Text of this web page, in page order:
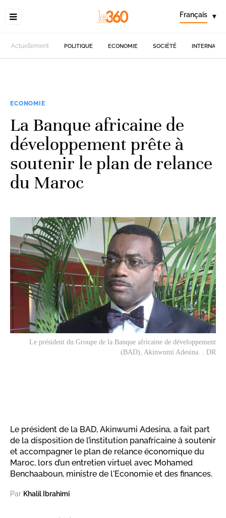
Français ▾
Actuellement POLITIQUE ECONOMIE SOCIÉTÉ
ECONOMIE
La Banque africaine de
développement prête à
soutenir le plan de relance
du Maroc
Le président du Groupe de la Banque africaine de développement
(BAD), Akinwumi Adesina. . DR
Le président de la BAD, Akinwumi Adesina, a fait part
de la disposition de l’institution panafricaine à soutenir
et accompagner le plan de relance économique du
Maroc, lors d’un entretien virtuel avec Mohamed
Benchaaboun, ministre de l'Economie et des finances.
Par Khalil Ibrahimi